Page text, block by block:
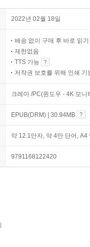
2022년 02월 18일
배송 없이 구매 후 바로 읽기
제한없음
TTS 가능
저작권 보호를 위해 인쇄 기
크레마 /PC(윈도우 - 4K 모
EPUB(DRM) | 30.94MB
약 12.1만자, 약 4만 단어,
9791168122420